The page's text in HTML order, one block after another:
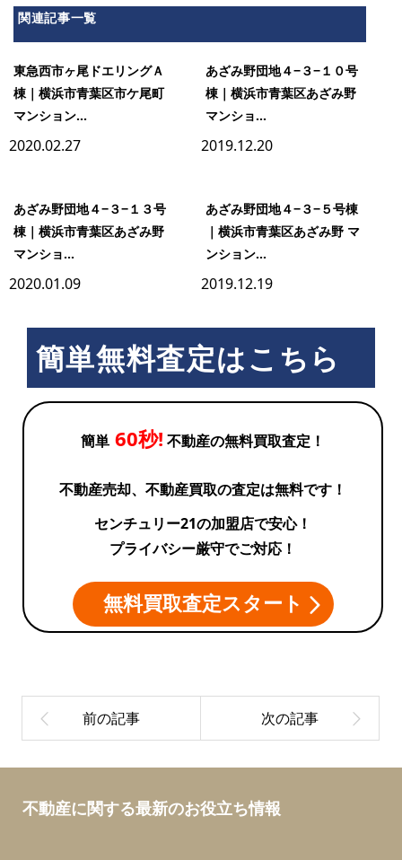
関連記事一覧
東急西市ヶ尾ドエリングＡ
棟｜横浜市青葉区市ケ尾町
マンション...
2020.02.27
あざみ野団地４−３−１０号
棟｜横浜市青葉区あざみ野
マンショ...
2019.12.20
あざみ野団地４−３−１３号
棟｜横浜市青葉区あざみ野
マンショ...
2020.01.09
あざみ野団地４−３−５号棟
｜横浜市青葉区あざみ野 マ
ンション...
2019.12.19
簡単無料査定はこちら
簡単 60秒! 不動産の無料買取査定！
不動産売却、不動産買取の査定は無料です！
センチュリー21の加盟店で安心！
プライバシー厳守でご対応！
無料買取査定スタート
不動産に関する最新のお役立ち情報